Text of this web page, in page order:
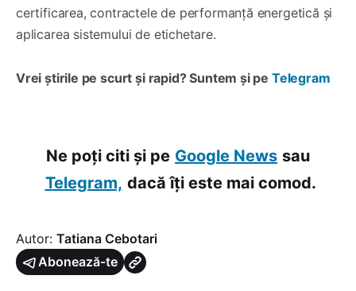
certificarea, contractele de performanță energetică și
aplicarea sistemului de etichetare.
Vrei știrile pe scurt și rapid? Suntem și pe Telegram
Ne poți citi și pe Google News sau
Telegram, dacă îți este mai comod.
Autor: Tatiana Cebotari
Abonează-te